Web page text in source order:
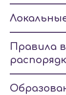
Правила